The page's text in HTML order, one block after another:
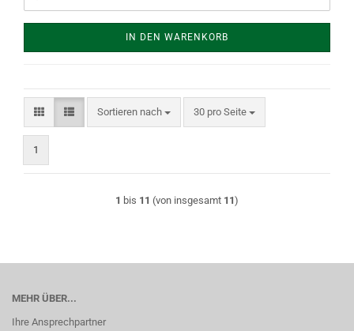
IN DEN WARENKORB
Sortieren nach
Sortieren nach 30 pro Seite
pro Seite
1
1 bis 11 (von insgesamt 11)
MEHR ÜBER...
Ihre Ansprechpartner